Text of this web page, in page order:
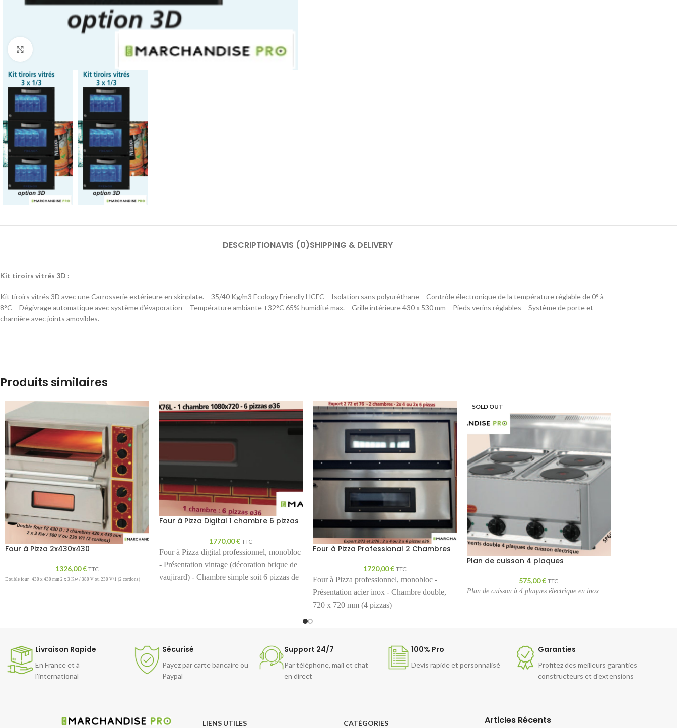
DESCRIPTIONAVIS (0)SHIPPING & DELIVERY
Kit tiroirs vitrés 3D :
Kit tiroirs vitrés 3D avec une Carrosserie extérieure en skinplate. – 35/40 Kg/m3 Ecology Friendly HCFC – Isolation sans polyuréthane – Contrôle électronique de la température réglable de 0° à
8°C – Dégivrage automatique avec système d’évaporation – Température ambiante +32°C 65% humidité max. – Grille intérieure 430 x 530 mm – Pieds verins réglables – Système de porte et
charnière avec joints amovibles.
Produits similaires
Four à Pizza 2x430x430
1326,00€ TTC
Double four 430 x 430 mm 2 x 3 Kw / 380 V ou 230 V/1 (2 cordons)
Four à Pizza Digital 1 chambre 6 pizzas
1770,00€ TTC
Four à Pizza digital professionnel, monobloc
- Présentation vintage (décoration brique de
vaujirard) - Chambre simple soit 6 pizzas de
Four à Pizza Professional 2 Chambres
1720,00€ TTC
Four à Pizza professionnel, monobloc -
Présentation acier inox - Chambre double,
720 x 720 mm (4 pizzas)
SOLD OUT
Plan de cuisson 4 plaques
575,00€ TTC
Plan de cuisson à 4 plaques électrique en inox.
Livraison Rapide
En France et à
l'international
Sécurisé
Payez par carte bancaire ou
Paypal
Support 24/7
Par téléphone, mail et chat
en direct
100% Pro
Devis rapide et personnalisé
Garanties
Profitez des meilleurs garanties
constructeurs et d'extensions
LIENS UTILES
CATÉGORIES
Articles Récents